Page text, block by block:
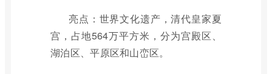
亮点：世界文化遗产，清代皇家夏
宫，占地564万平方米，分为宫殿区、
湖泊区、平原区和山峦区。